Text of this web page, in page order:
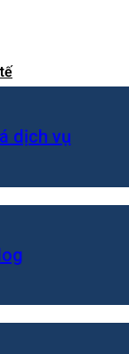
dịch vụ